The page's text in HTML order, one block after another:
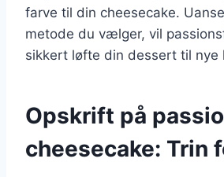
farve til din cheesecake.
metode du vælger, vil
sikkert løfte din dessert til nye
Opskrift på
cheesecake: Trin